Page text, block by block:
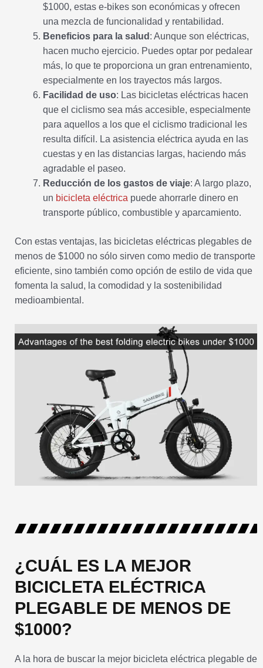
$1000, estas e-bikes son económicas y ofrecen
una mezcla de funcionalidad y rentabilidad.
Beneficios para la salud : Aunque son eléctricas,
hacen mucho ejercicio. Puedes optar por pedalear
más, lo que te proporciona un gran entrenamiento,
especialmente en los trayectos más largos.
Facilidad de uso: Las bicicletas eléctricas hacen
que el ciclismo sea más accesible, especialmente
para aquellos a los que el ciclismo tradicional les
resulta difícil. La asistencia eléctrica ayuda en las
cuestas y en las distancias largas, haciendo más
agradable el paseo.
Reducción de los gastos de viaje: A largo plazo,
un bicicleta eléctrica puede ahorrarle dinero en
transporte público, combustible y aparcamiento.
Con estas ventajas, las bicicletas eléctricas plegables de
menos de $1000 no sólo sirven como medio de transporte
eficiente, sino también como opción de estilo de vida que
fomenta la salud, la comodidad y la sostenibilidad
medioambiental.
¿CUÁL ES LA MEJOR
BICICLETA ELÉCTRICA
PLEGABLE DE MENOS DE
$1000?
A la hora de buscar la mejor bicicleta eléctrica plegable de